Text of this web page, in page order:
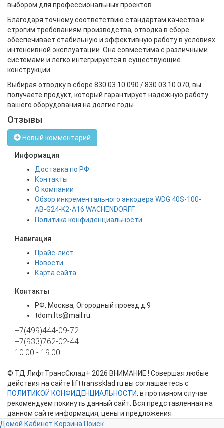
выбором для профессиональных проектов.
Благодаря точному соответствию стандартам качества и
строгим требованиям производства, отводка в сборе
обеспечивает стабильную и эффективную работу в условиях
интенсивной эксплуатации. Она совместима с различными
системами и легко интегрируется в существующие
конструкции.
Выбирая отводку в сборе 830.03.10.090 / 830.03.10.070, вы
получаете продукт, который гарантирует надёжную работу
вашего оборудования на долгие годы.
Отзывы
Новый комментарий
Информация
Доставка по РФ
Контакты
О компании
Обзор инкрементального энкодера WDG 40S-100-
AB-G24-K2-A16 WACHENDORFF
Политика конфиденциальности
Навигация
Прайс-лист
Новости
Карта сайта
Контакты
РФ, Москва, Огородный проезд д.9
tdom.lts@mail.ru
+7(499)444-09-72
+7(933)762-02-44
10:00 - 19:00
© ТД ЛифтТрансСклад+ 2026 ВНИМАНИЕ ! Совершая любые
действия на сайте lifttranssklad.ru вы соглашаетесь с
ПОЛИТИКОЙ КОНФИДЕНЦИАЛЬНОСТИ, в противном случае
рекомендуем покинуть данный сайт. Вся представленная на
данном сайте информация, цены и предложения
представлены в ознакомительных целях и ни при каких
Домой Кабинет Корзина Поиск